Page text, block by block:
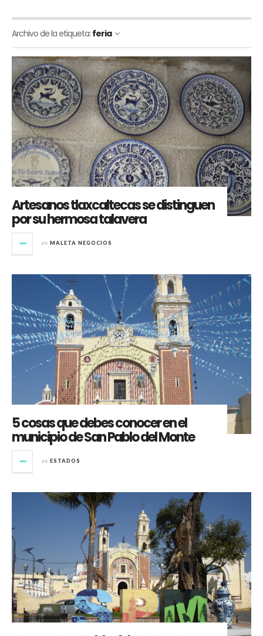
Archivo de la etiqueta: feria
Artesanos tlaxcaltecas se distinguen
por su hermosa talavera
en MALETA NEGOCIOS
5 cosas que debes conocer en el
municipio de San Pablo del Monte
en ESTADOS